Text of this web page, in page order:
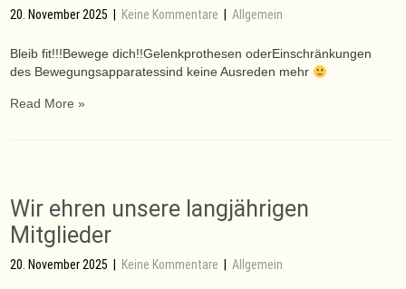
20. November 2025 Keine Kommentare |Allgemein
Bleib fit!!!Bewege dich!!Gelenkprothesen oderEinschränkungen
des Bewegungsapparatessind keine Ausreden mehr
Read More »
Wir ehren unsere langjährigen
Mitglieder
20. November 2025 Keine Kommentare |Allgemein